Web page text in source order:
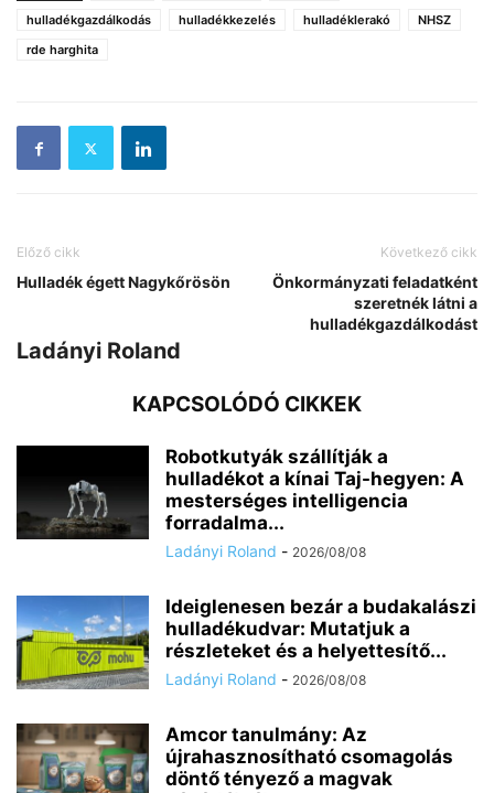
hulladékgazdálkodás
hulladékkezelés hulladéklerakó
NHSZ
rde harghita
Előző cikk
Hulladék égett Nagykőrösön
Következő cikk
Önkormányzati feladatként
szeretnék látni a
hulladékgazdálkodást
Ladányi Roland
KAPCSOLÓDÓ CIKKEK
Robotkutyák szállítják a
hulladékot a kínai Taj-hegyen: A
mesterséges intelligencia
forradalma...
Ladányi Roland - 2026/08/08
Ideiglenesen bezár a budakalászi
hulladékudvar: Mutatjuk a
részleteket és a helyettesítő...
Ladányi Roland - 2026/08/08
Amcor tanulmány: Az
újrahasznosítható csomagolás
döntő tényező a magvak